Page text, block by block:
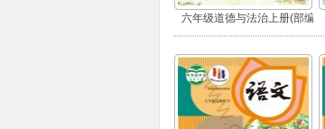
六年级道德与法治上册(部编
版)